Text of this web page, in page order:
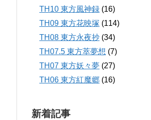
TH10 東方風神録 (16)
TH09 東方花映塚 (114)
TH08 東方永夜抄 (34)
TH07.5 東方萃夢想 (7)
TH07 東方妖々夢 (27)
TH06 東方紅魔郷 (16)
新着記事